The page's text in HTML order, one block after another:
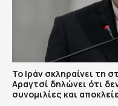
Το Ιράν σκληραίνει τη
Αραγτσί δηλώνει ότι
συνομιλίες και